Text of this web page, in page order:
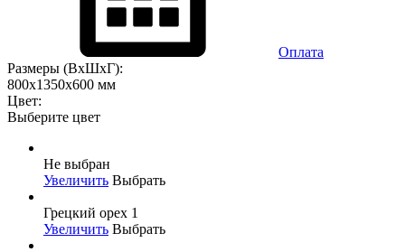
Оплата
Размеры (ВхШхГ):
800x1350x600 мм
Цвет:
Выберите цвет
Не выбран
Увеличить Выбрать
Грецкий орех 1
Увеличить Выбрать